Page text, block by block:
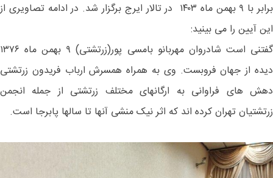
برابر با ۹ بهمن ماه ۱۴۰۳ در تالار ایرج برگزار شد. در ادامه تصاویری از
این آیین را می بینید:
گفتنی است شادروان مهربانو بامسی پور(زرتشتی) ۹ بهمن ماه ۱۳۷۶
دیده از جهان فروبست. وی به همراه همسرش ارباب فریدون زرتشتی
دهش های فراوانی به ارگانهای مختلف زرتشتی از جمله انجمن
زرتشتیان تهران کرده اند که اثر نیک منشی آنها تا سالها پابرجا است.